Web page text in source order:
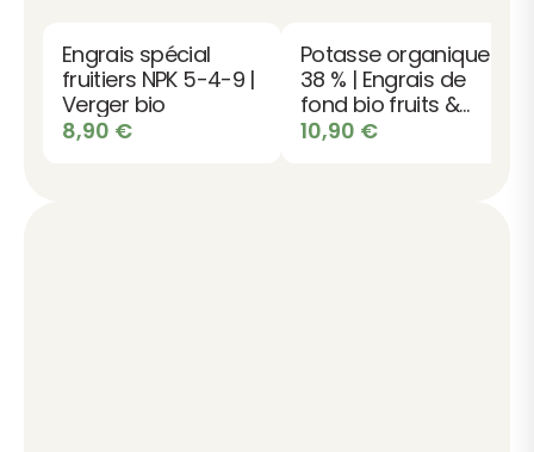
Engrais spécial
fruitiers NPK 5-4-9 |
Verger bio
8,90 €
Potasse organique
38 % | Engrais de
fond bio fruits &
fleurs
10,90 €